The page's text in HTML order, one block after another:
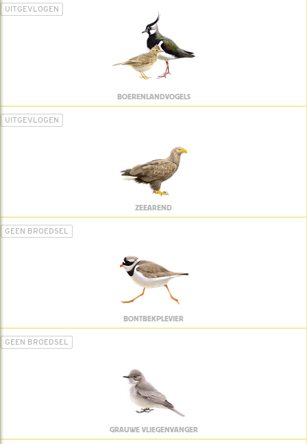
UITGEVLOGEN
BOERENLANDVOGELS
UITGEVLOGEN
ZEEAREND
GEEN BROEDSEL
BONTBEKPLEVIER
GEEN BROEDSEL
GRAUWE VLIEGENVANGER